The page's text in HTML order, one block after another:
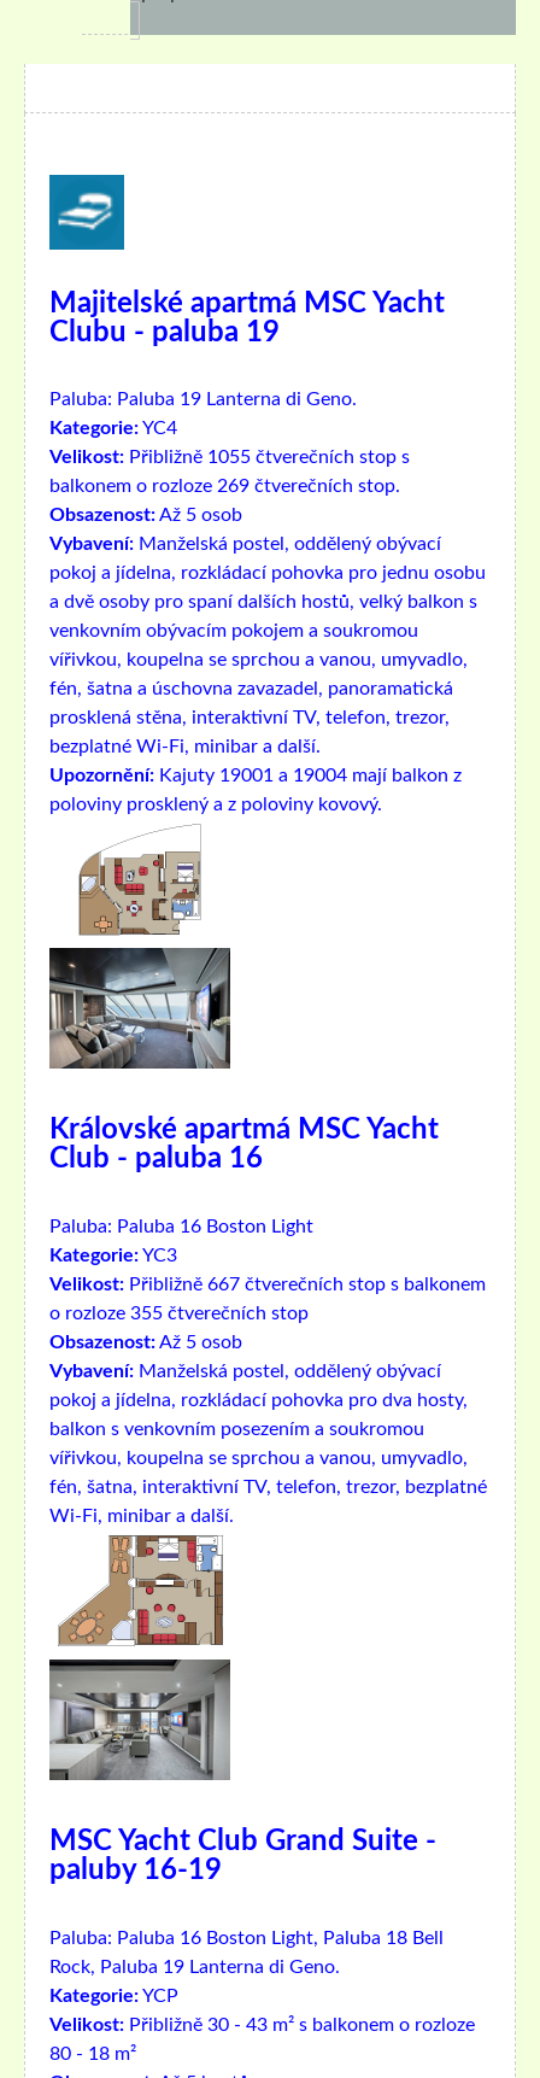
Majitelské apartmá MSC Yacht
Clubu - paluba 19
Paluba: Paluba 19 Lanterna di Geno.
Kategorie:YC4
Velikost: Přibližně 1055 čtverečních stop s
balkonem o rozloze 269 čtverečních stop.
Obsazenost:Až 5 osob
Vybavení: Manželská postel, oddělený obývací
pokoj a jídelna, rozkládací pohovka pro jednu osobu
a dvě osoby pro spaní dalších hostů, velký balkon s
venkovním obývacím pokojem a soukromou
vířivkou, koupelna se sprchou a vanou, umyvadlo,
fén, šatna a úschovna zavazadel, panoramatická
prosklená stěna, interaktivní TV, telefon, trezor,
bezplatné Wi-Fi, minibar a další.
Upozornění: Kajuty 19001 a 19004 mají balkon z
poloviny prosklený a z poloviny kovový.
Královské apartmá MSC Yacht
Club - paluba 16
Paluba: Paluba 16 Boston Light
Kategorie:YC3
Velikost: Přibližně 667 čtverečních stop s balkonem
o rozloze 355 čtverečních stop
Obsazenost:Až 5 osob
Vybavení: Manželská postel, oddělený obývací
pokoj a jídelna, rozkládací pohovka pro dva hosty,
balkon s venkovním posezením a soukromou
vířivkou, koupelna se sprchou a vanou, umyvadlo,
fén, šatna, interaktivní TV, telefon, trezor, bezplatné
Wi-Fi, minibar a další.
MSC Yacht Club Grand Suite -
paluby 16-19
Paluba: Paluba 16 Boston Light, Paluba 18 Bell
Rock, Paluba 19 Lanterna di Geno.
Kategorie:YCP
Velikost: Přibližně 30 - 43 m² s balkonem o rozloze
80 - 18 m²